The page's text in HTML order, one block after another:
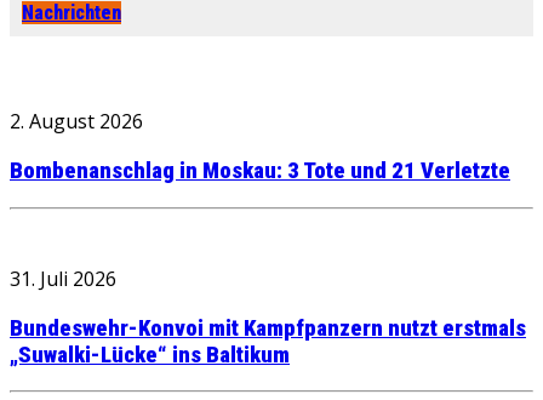
Nachrichten
2. August 2026
Bombenanschlag in Moskau: 3 Tote und 21 Verletzte
31. Juli 2026
Bundeswehr-Konvoi mit Kampfpanzern nutzt erstmals
„Suwalki-Lücke“ ins Baltikum